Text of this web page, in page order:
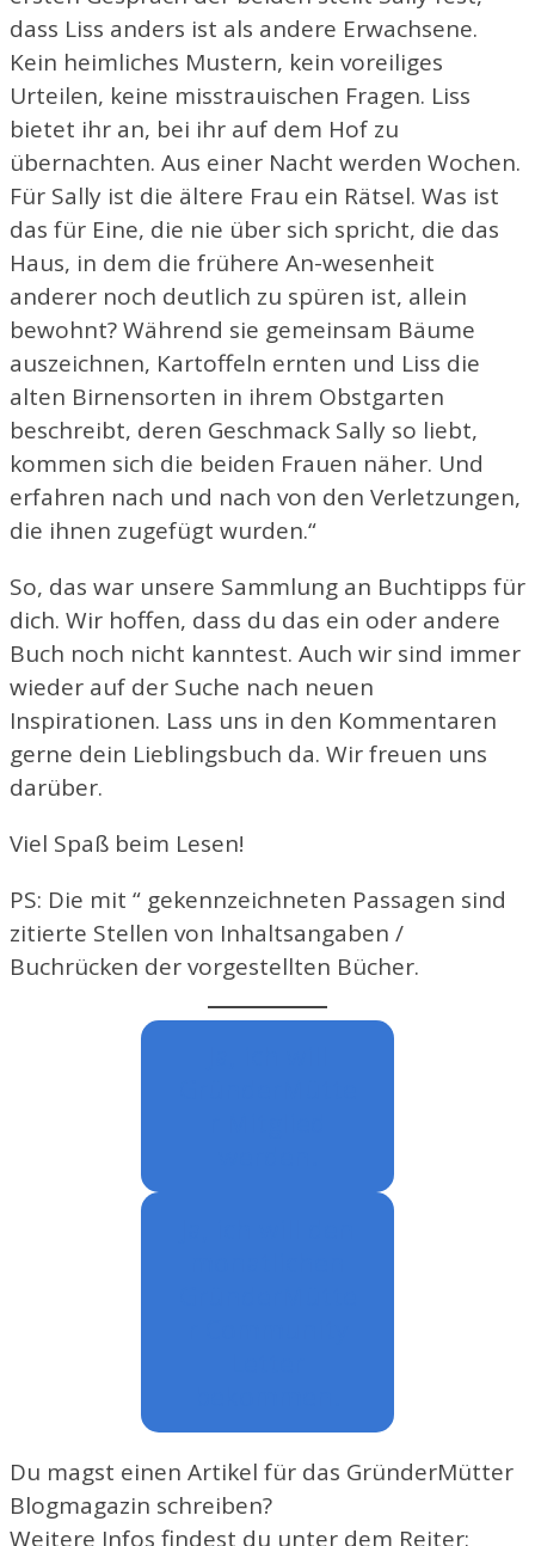
dass Liss anders ist als andere Erwachsene.
Kein heimliches Mustern, kein voreiliges
Urteilen, keine misstrauischen Fragen. Liss
bietet ihr an, bei ihr auf dem Hof zu
übernachten. Aus einer Nacht werden Wochen.
Für Sally ist die ältere Frau ein Rätsel. Was ist
das für Eine, die nie über sich spricht, die das
Haus, in dem die frühere An-wesenheit
anderer noch deutlich zu spüren ist, allein
bewohnt? Während sie gemeinsam Bäume
auszeichnen, Kartoffeln ernten und Liss die
alten Birnensorten in ihrem Obstgarten
beschreibt, deren Geschmack Sally so liebt,
kommen sich die beiden Frauen näher. Und
erfahren nach und nach von den Verletzungen,
die ihnen zugefügt wurden.“
So, das war unsere Sammlung an Buchtipps für
dich. Wir hoffen, dass du das ein oder andere
Buch noch nicht kanntest. Auch wir sind immer
wieder auf der Suche nach neuen
Inspirationen. Lass uns in den Kommentaren
gerne dein Lieblingsbuch da. Wir freuen uns
darüber.
Viel Spaß beim Lesen!
PS: Die mit “ gekennzeichneten Passagen sind
zitierte Stellen von Inhaltsangaben /
Buchrücken der vorgestellten Bücher.
Du magst einen Artikel für das GründerMütter
Blogmagazin schreiben?
Weitere Infos findest du unter dem Reiter: